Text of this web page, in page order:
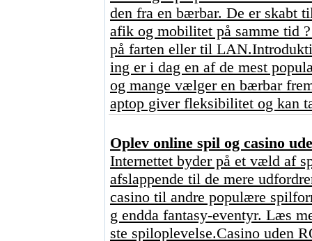
den fra en bærbar. De er skabt
afik og mobilitet på samme tid
på farten eller til
ing er i dag en af de mest
og mange vælger en bærbar
aptop giver fleksibilitet og kan
Oplev online spil og casino
Internettet byder på et væld af
afslappende til de mere
casino til andre populære
g endda fantasy-eventyr. Læs
ste spiloplevelse.Casino uden